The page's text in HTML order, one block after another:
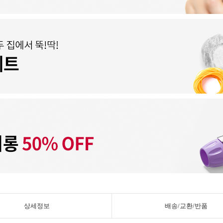
상세정보 배송/교환/반품